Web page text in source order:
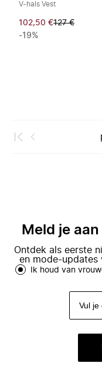
V-hals Vest
102,50 €127 €
-19%
Meld je
Ontdek als eerste
en mode-updates
Ik houd van